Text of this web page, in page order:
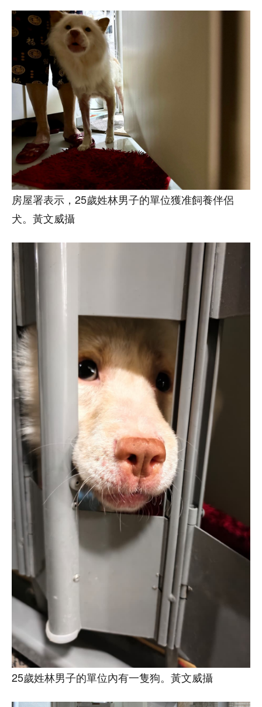
房屋署表示，25歲姓林男子的單位獲准飼養伴侶
犬。黃文威攝
25歲姓林男子的單位內有一隻狗。黃文威攝